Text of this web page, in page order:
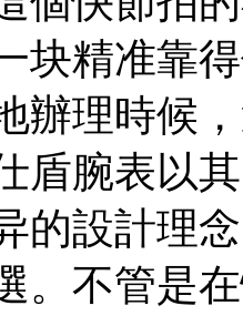
块精准靠
辦理時候
盾腕表以
的設計理
。不管是